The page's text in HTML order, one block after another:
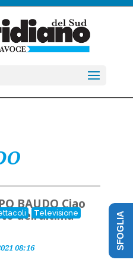
Televisione
BAUDO Ciao
dell’ultima
08:16 SFOGLIA